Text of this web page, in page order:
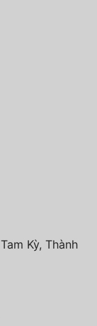
Kỳ, Thành